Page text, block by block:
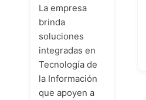
La empresa
brinda
soluciones
integradas en
Tecnología de
la Información
que apoyen a